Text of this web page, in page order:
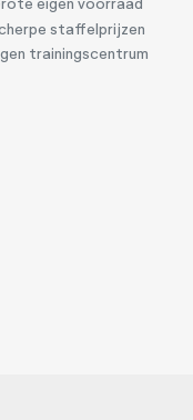
eigen voorraad
staffelprijzen
trainingscentrum